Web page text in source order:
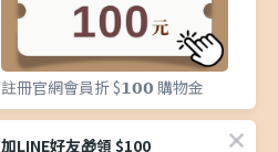
顧客服務
註冊官網會員折 $𝟭𝟬𝟬 購物金
加LINE好友🎁領 $100